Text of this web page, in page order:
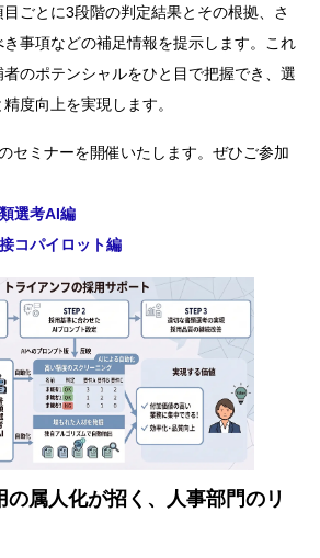
ごとに3段階の判定結果とその根拠、さ
事項などの補足情報を提示します。これ
のポテンシャルをひと目で把握でき、選
度向上を実現します。
セミナーを開催いたします。ぜひご参加
選考AI編
コパイロット編
属人化が招く、人事部門のリ